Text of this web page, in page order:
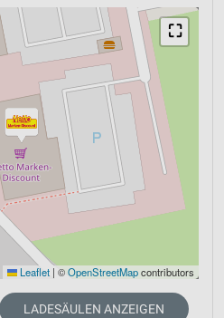
⛶
Leaflet | ©OpenStreetMapcontributors
LADESÄULEN ANZEIGEN